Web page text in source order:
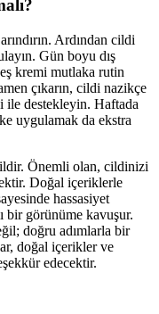
Ardından cildi
Gün boyu dış
kremi mutlaka rutin
çıkarın, cildi nazikçe
ile destekleyin. Haftada
uygulamak da ekstra
Önemli olan, cildinizi
Doğal içeriklerle
hassasiyet
bir görünüme kavuşur.
doğru adımlarla bir
doğal içerikler ve
edecektir.